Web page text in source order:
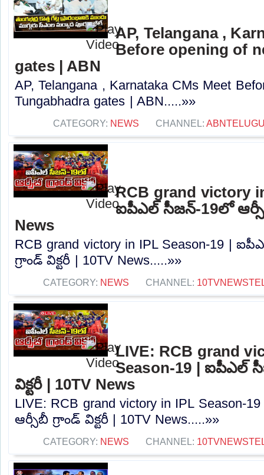
AP, Telangana ,
Before opening of
gates | ABN
AP, Telangana , Karnataka CMs Meet
Tungabhadra gates | ABN.....»»
CATEGORY: NEWS CHANNEL:
RCB grand victory
ఐపీఎల్ సీజన్-19లో
News
RCB grand victory in IPL Season-19 |
గ్రాండ్ విక్టరీ | 10TV News.....»»
CATEGORY: NEWS CHANNEL:
LIVE: RCB grand
Season-19 | ఐపీఎల్
విక్టరీ | 10TV News
LIVE: RCB grand victory in IPL
ఆర్సీబీ గ్రాండ్ విక్టరీ | 10TV News.....»»
CATEGORY: NEWS CHANNEL: